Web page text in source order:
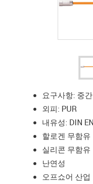
요구사항: 중
외피: PUR
내유성: DIN
할로겐 무함유
실리콘 무함유
난연성
오프쇼어 산업